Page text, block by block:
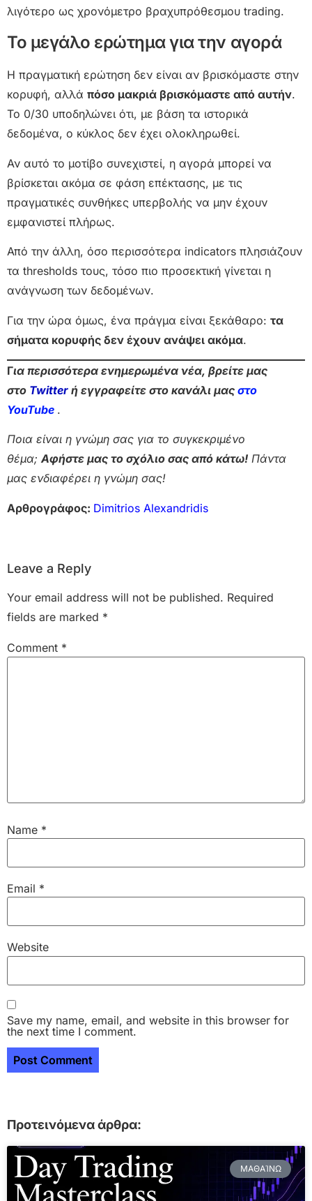
λιγότερο ως χρονόμετρο βραχυπρόθεσμου trading.
Το μεγάλο ερώτημα για την αγορά
Η πραγματική ερώτηση δεν είναι αν βρισκόμαστε στην
κορυφή, αλλά πόσο μακριά βρισκόμαστε από αυτήν.
Το 0/30 υποδηλώνει ότι, με βάση τα ιστορικά
δεδομένα, ο κύκλος δεν έχει ολοκληρωθεί.
Αν αυτό το μοτίβο συνεχιστεί, η αγορά μπορεί να
βρίσκεται ακόμα σε φάση επέκτασης, με τις
πραγματικές συνθήκες υπερβολής να μην έχουν
εμφανιστεί πλήρως.
Από την άλλη, όσο περισσότερα indicators πλησιάζουν
τα thresholds τους, τόσο πιο προσεκτική γίνεται η
ανάγνωση των δεδομένων.
Για την ώρα όμως, ένα πράγμα είναι ξεκάθαρο: τα
σήματα κορυφής δεν έχουν ανάψει ακόμα.
Για περισσότερα ενημερωμένα νέα, βρείτε μας
στο Twitter ή εγγραφείτε στο κανάλι μας στο
YouTube .
Ποια είναι η γνώμη σας για το συγκεκριμένο
θέμα;Αφήστε μας το σχόλιο σας από κάτω! Πάντα
μας ενδιαφέρει η γνώμη σας!
Αρθρογράφος: Dimitrios Alexandridis
Leave a Reply
Your email address will not be published. Required
fields are marked *
Comment *
Name *
Email *
Website
Save my name, email, and website in this browser for
the next time I comment.
Προτεινόμενα άρθρα:
ΜΑΘΑΊΝΩ